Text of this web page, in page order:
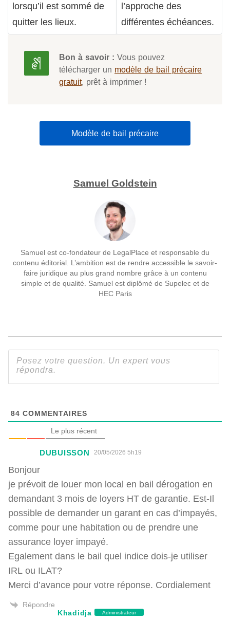
lorsqu’il est sommé de
quitter les lieux.
l’approche des
différentes échéances.
Bon à savoir : Vous pouvez
télécharger un modèle de bail précaire
gratuit, prêt à imprimer !
Modèle de bail précaire
Samuel Goldstein
Samuel est co-fondateur de LegalPlace et responsable du
contenu éditorial. L’ambition est de rendre accessible le savoir-
faire juridique au plus grand nombre grâce à un contenu
simple et de qualité. Samuel est diplômé de Supelec et de
HEC Paris
84 COMMENTAIRES
Le plus récent
DUBUISSON 20/05/2026 5h19
Bonjour
je prévoit de louer mon local en bail dérogation en
demandant 3 mois de loyers HT de garantie. Est-Il
possible de demander un garant en cas d’impayés,
comme pour une habitation ou de prendre une
assurance loyer impayé.
Egalement dans le bail quel indice dois-je utiliser
IRL ou ILAT?
Merci d’avance pour votre réponse. Cordialement
Répondre
Khadidja
Administrateur